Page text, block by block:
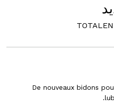
De nouveaux bidons